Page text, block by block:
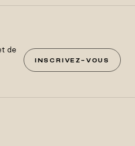
de
INSCRIVEZ-VOUS